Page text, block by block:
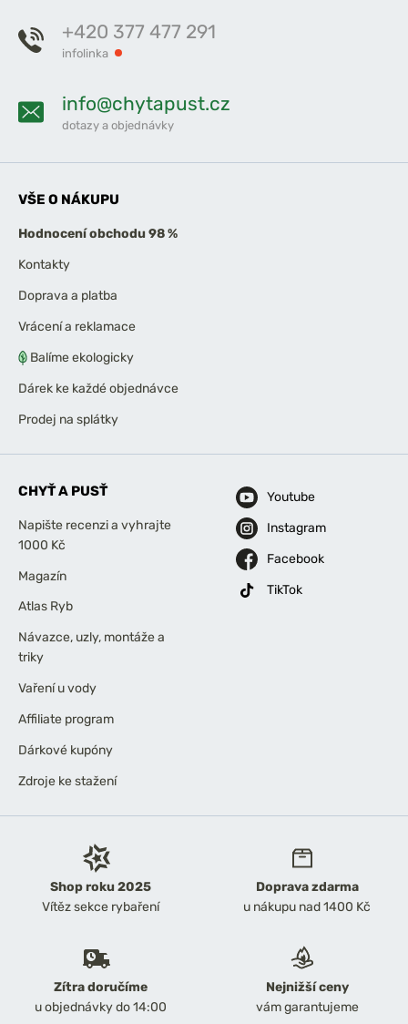
Shop roku 2025
Vítěz sekce rybaření
Doprava zdarma
u nákupu nad 1400 Kč
Zítra doručíme
u objednávky do 14:00
Nejnižší ceny
vám garantujeme
+420 377 477 291
infolinka
info@chytapust.cz
dotazy a objednávky
VŠE O NÁKUPU
Hodnocení obchodu 98 %
Kontakty
Doprava a platba
Vrácení a reklamace
Balíme ekologicky
Dárek ke každé objednávce
Prodej na splátky
CHYŤ A PUSŤ
Napište recenzi a vyhrajte
1000 Kč
Magazín
Atlas Ryb
Návazce, uzly, montáže a
triky
Vaření u vody
Affiliate program
Dárkové kupóny
Zdroje ke stažení
Youtube
Instagram
Facebook
TikTok